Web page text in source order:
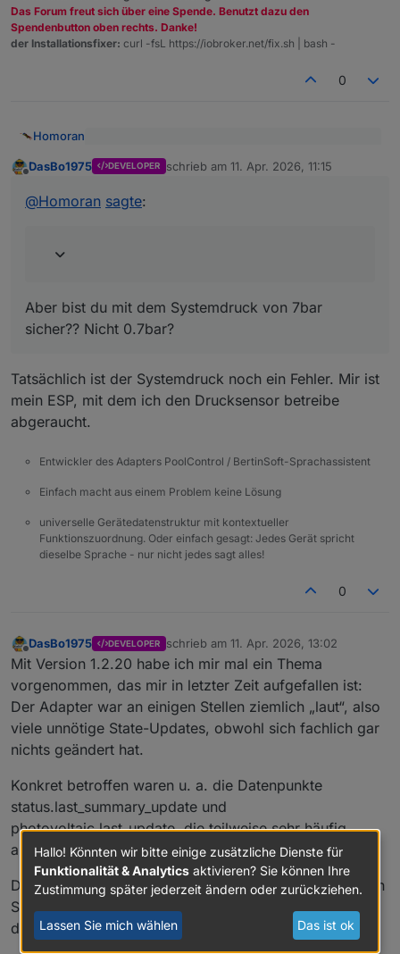
Das Forum freut sich über eine Spende. Benutzt dazu den
Spendenbutton oben rechts. Danke!
der Installationsfixer: curl -fsL https://iobroker.net/fix.sh | bash -
0
Homoran
der VIS 1 ausschaut.
bin mittlerweile auf 13.
Die Nacht war aber kalt...
DasBo1975 DEVELOPER schrieb am 11. Apr. 2026, 11:15
zuletzt editiert von
@Homoran sagte:
Aber bist du mit dem Systemdruck von 7bar
sicher?? Nicht 0.7bar?
Tatsächlich ist der Systemdruck noch ein Fehler. Mir ist
mein ESP, mit dem ich den Drucksensor betreibe
abgeraucht.
Entwickler des Adapters PoolControl / BertinSoft-Sprachassistent
Einfach macht aus einem Problem keine Lösung
universelle Gerätedatenstruktur mit kontextueller
Funktionszuordnung. Oder einfach gesagt: Jedes Gerät spricht
dieselbe Sprache - nur nicht jedes sagt alles!
0
Offline
DasBo1975 DEVELOPER schrieb am 11. Apr. 2026, 13:02
zuletzt editiert von
Mit Version 1.2.20 habe ich mir mal ein Thema
vorgenommen, das mir in letzter Zeit aufgefallen ist:
Der Adapter war an einigen Stellen ziemlich „laut“, also
viele unnötige State-Updates, obwohl sich fachlich gar
nichts geändert hat.
Konkret betroffen waren u. a. die Datenpunkte
status.last_summary_update und
photovoltaic.last_update, die teilweise sehr häufig
aktualisiert wurden.
Das Verhalten habe ich jetzt angepasst. Die betroffenen
States werden nur noch dann geschrieben, wenn sich
das tatsächliche Ergebnis auch wirklich ändert.
Hallo! Könnten wir bitte einige zusätzliche Dienste für
Funktionalität & Analytics aktivieren? Sie können Ihre
Zustimmung später jederzeit ändern oder zurückziehen.
Lassen Sie mich wählen Das ist ok